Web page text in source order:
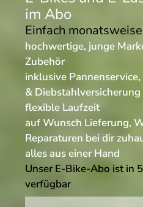
im Abo
Einfach
hochwertige, junge
Zubehör
inklusive
& Diebstahlversicherung
flexible Laufzeit
auf Wunsch Lieferung,
Reparaturen bei dir
alles aus einer Hand
Unser E-Bike-Abo ist in
verfügbar